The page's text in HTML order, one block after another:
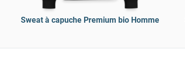
Sweat à capuche Premium bio Homme